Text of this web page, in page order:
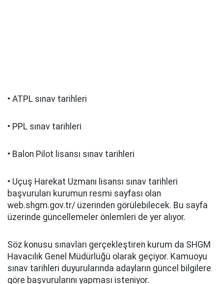
• ATPL sınav tarihleri
• PPL sınav tarihleri
• Balon Pilot lisansı sınav tarihleri
• Uçuş Harekat Uzmanı lisansı sınav tarihleri
başvuruları kurumun resmi sayfası olan
web.shgm.gov.tr/ üzerinden görülebilecek. Bu sayfa
üzerinde güncellemeler önlemleri de yer alıyor.
Söz konusu sınavları gerçekleştiren kurum da SHGM
Havacılık Genel Müdürlüğü olarak geçiyor. Kamuoyu
sınav tarihleri duyurularında adayların güncel bilgilere
göre başvurularını yapması isteniyor.